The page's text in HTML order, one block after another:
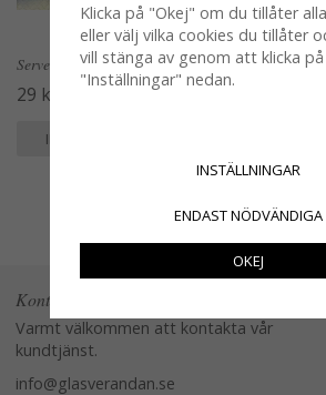
Servetter med hundvalp på bänk
29 kr
INFO
Servetter
Kontakta oss
Varmt välkommen att kontakta vår
kundtjänst.
info@glasverandan.se
Klicka på "Okej" om du tillåter
eller välj vilka cookies du tillåter
vill stänga av genom att klicka på
"Inställningar" nedan.
INSTÄLLNINGAR
ENDAST NÖDVÄNDIGA
OKEJ